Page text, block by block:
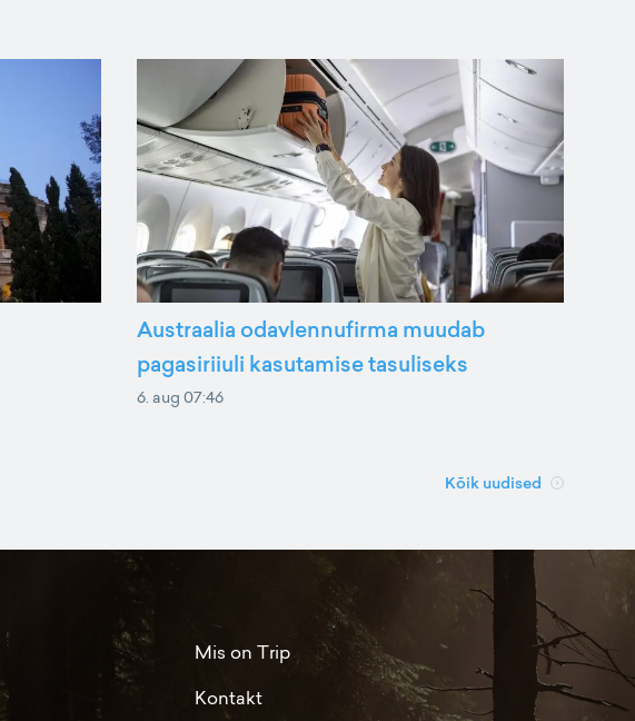
Austraalia odavlennufirma muudab
pagasiriiuli kasutamise tasuliseks
6. aug 07:46
Kõik uudised
Mis on Trip
Kontakt